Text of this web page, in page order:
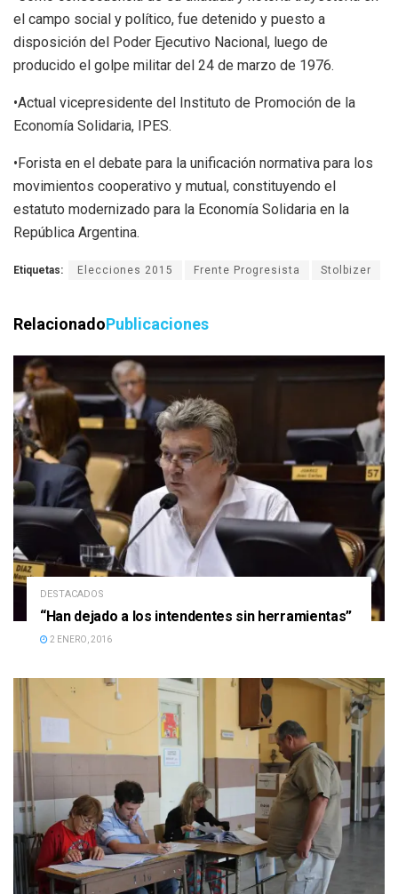
el campo social y político, fue detenido y puesto a
disposición del Poder Ejecutivo Nacional, luego de
producido el golpe militar del 24 de marzo de 1976.
•Actual vicepresidente del Instituto de Promoción de la
Economía Solidaria, IPES.
•Forista en el debate para la unificación normativa para los
movimientos cooperativo y mutual, constituyendo el
estatuto modernizado para la Economía Solidaria en la
República Argentina.
Etiquetas: Elecciones 2015 Frente Progresista Stolbizer
RelacionadoPublicaciones
DESTACADOS
“Han dejado a los intendentes sin herramientas”
2 ENERO, 2016